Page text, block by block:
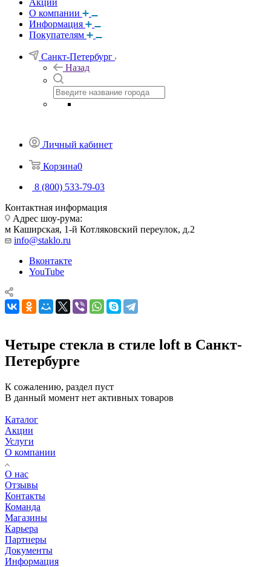
Акции
О компании
Информация
Покупателям
Санкт-Петербург
Назад
Личный кабинет
Корзина0
8 (800) 533-79-03
Контактная информация
Адрес шоу-рума:
м Каширская, 1-й Котляковский переулок, д.2
info@staklo.ru
Вконтакте
YouTube
Четыре стекла в стиле loft в Санкт-
Петербурге
К сожалению, раздел пуст
В данный момент нет активных товаров
Каталог
Акции
Услуги
О компании
О нас
Отзывы
Контакты
Команда
Магазины
Карьера
Партнеры
Документы
Информация